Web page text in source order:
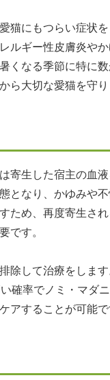
猫にもつらい症状
ルギー性皮膚炎や
くなる季節に特に
ら大切な愛猫を守り
寄生した宿主の血
となり、かゆみや
ため、再度寄生さ
です。
除して治療をしま
確率でノミ・マダ
アすることが可能で